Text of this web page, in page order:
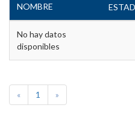
NOMBRE
No hay datos
disponibles
« 1 »